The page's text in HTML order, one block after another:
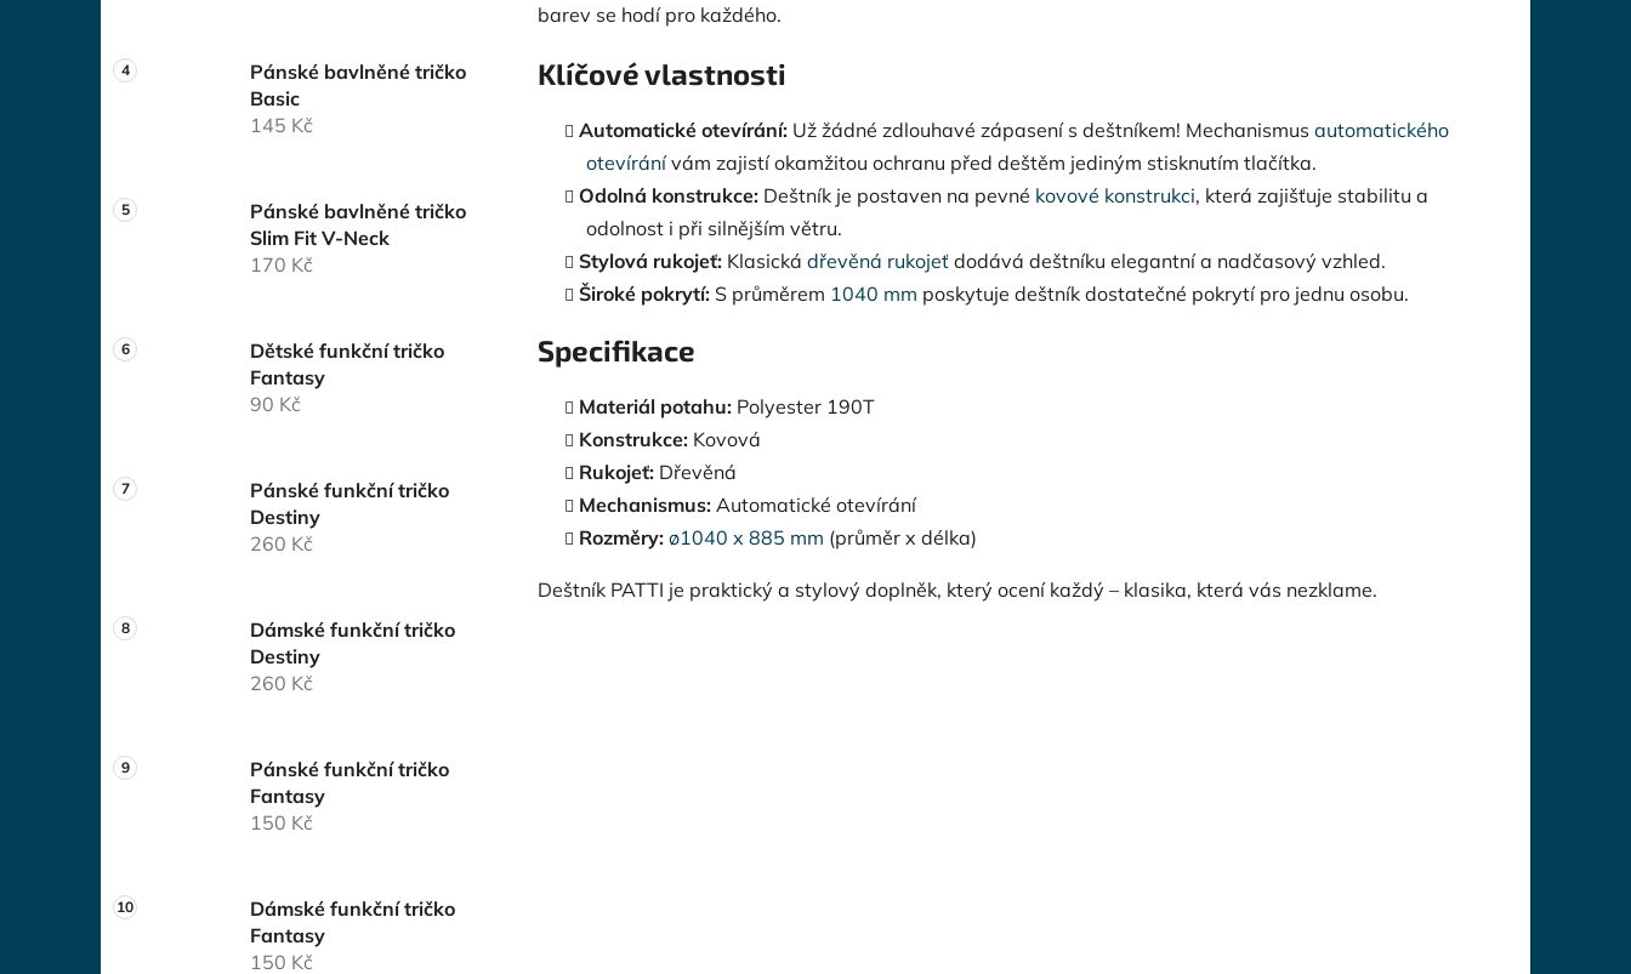
Pánské bavlněné tričko
Basic
145 Kč
Pánské bavlněné tričko
Slim Fit V-Neck
170 Kč
Dětské funkční tričko
Fantasy
90 Kč
Pánské funkční tričko
Destiny
260 Kč
Dámské funkční tričko
Destiny
260 Kč
Pánské funkční tričko
Fantasy
150 Kč
Dámské funkční tričko
Fantasy
150 Kč
barev se hodí pro každého.
Klíčové vlastnosti
Automatické otevírání: Už žádné zdlouhavé zápasení s deštníkem! Mechanismus automatického
otevíránívám zajistí okamžitou ochranu před deštěm jediným stisknutím tlačítka.
Odolná konstrukce: Deštník je postaven na pevné kovové konstrukci, která zajišťuje stabilitu a
odolnost i při silnějším větru.
Stylová rukojeť: Klasická dřevěná rukojeť dodává deštníku elegantní a nadčasový vzhled.
Široké pokrytí: S průměrem 1040 mm poskytuje deštník dostatečné pokrytí pro jednu osobu.
Specifikace
Materiál potahu: Polyester 190T
Konstrukce: Kovová
Rukojeť: Dřevěná
Mechanismus: Automatické otevírání
Rozměry: ø1040 x 885 mm (průměr x délka)
Deštník PATTI je praktický a stylový doplněk, který ocení každý – klasika, která vás nezklame.